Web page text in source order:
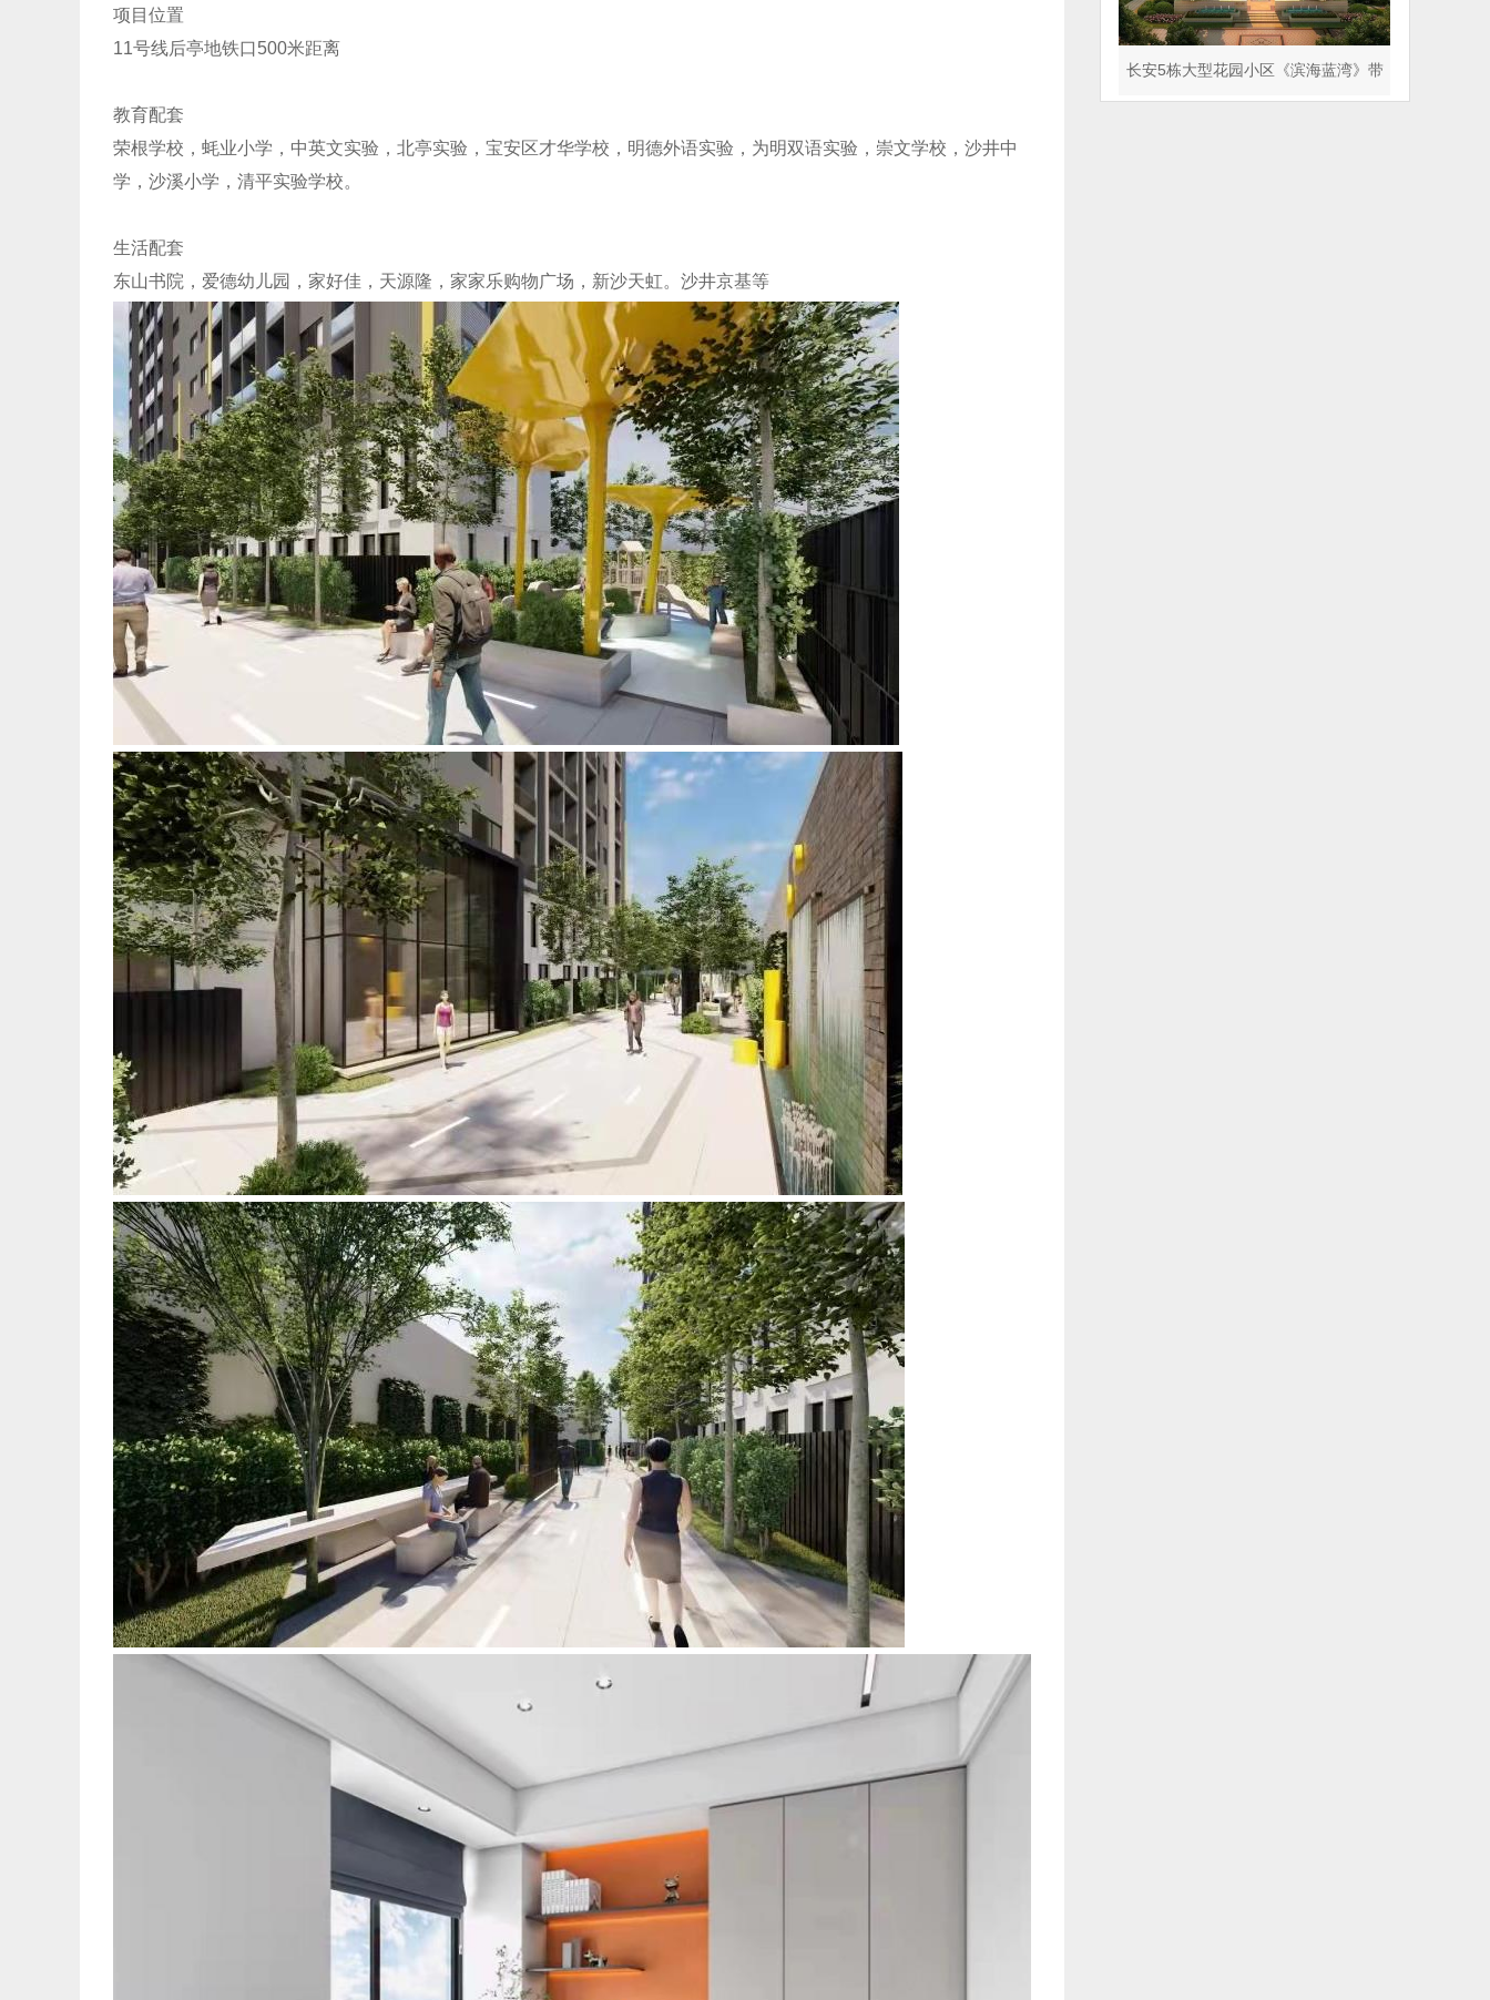
项目位置
11号线后亭地铁口500米距离
教育配套
荣根学校，蚝业小学，中英文实验，北亭实验，宝安区才华学校，明德外语实验，为明双语实验，崇文学校，沙井中
学，沙溪小学，清平实验学校。
生活配套
东山书院，爱德幼儿园，家好佳，天源隆，家家乐购物广场，新沙天虹。沙井京基等
长安5栋大型花园小区《滨海蓝湾》带